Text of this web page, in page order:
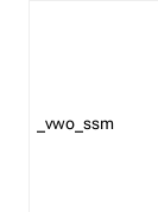
_vwo_ssm